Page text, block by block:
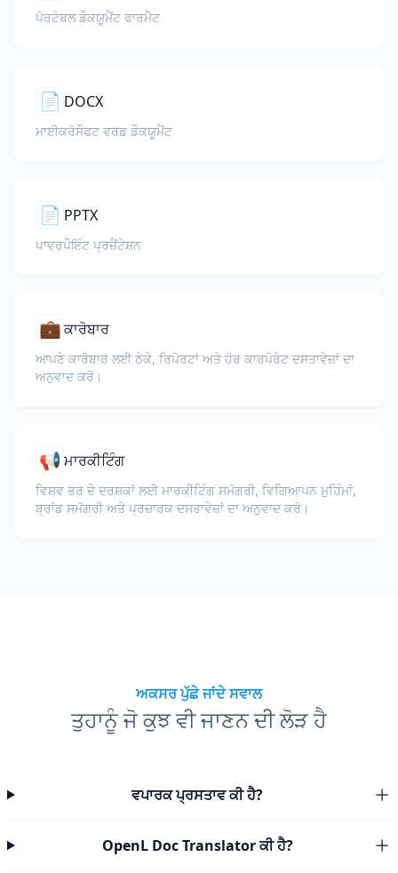
ਪੋਰਟੇਬਲ ਡੌਕਯੂਮੈਂਟ ਫਾਰਮੈਟ
📄 DOCX
ਮਾਈਕਰੋਸੌਫਟ ਵਰਡ ਡੌਕਯੂਮੈਂਟ
📄 PPTX
ਪਾਵਰਪੌਇੰਟ ਪ੍ਰਜ਼ੈਂਟੇਸ਼ਨ
💼ਕਾਰੋਬਾਰ
ਆਪਣੇ ਕਾਰੋਬਾਰ ਲਈ ਠੇਕੇ, ਰਿਪੋਰਟਾਂ ਅਤੇ ਹੋਰ ਕਾਰਪੋਰੇਟ ਦਸਤਾਵੇਜ਼ਾਂ ਦਾ
ਅਨੁਵਾਦ ਕਰੋ।
📢ਮਾਰਕੀਟਿੰਗ
ਵਿਸ਼ਵ ਭਰ ਦੇ ਦਰਸ਼ਕਾਂ ਲਈ ਮਾਰਕੀਟਿੰਗ ਸਮੱਗਰੀ, ਵਿਗਿਆਪਨ ਮੁਹਿੰਮਾਂ,
ਬ੍ਰਾਂਡ ਸਮੱਗਰੀ ਅਤੇ ਪ੍ਰਚਾਰਕ ਦਸਤਾਵੇਜ਼ਾਂ ਦਾ ਅਨੁਵਾਦ ਕਰੋ।
ਅਕਸਰ ਪੁੱਛੇ ਜਾਂਦੇ ਸਵਾਲ
ਤੁਹਾਨੂੰ ਜੋ ਕੁਝ ਵੀ ਜਾਣਨ ਦੀ ਲੋੜ ਹੈ
ਵਪਾਰਕ ਪ੍ਰਸਤਾਵ ਕੀ ਹੈ?
OpenL Doc Translator ਕੀ ਹੈ?